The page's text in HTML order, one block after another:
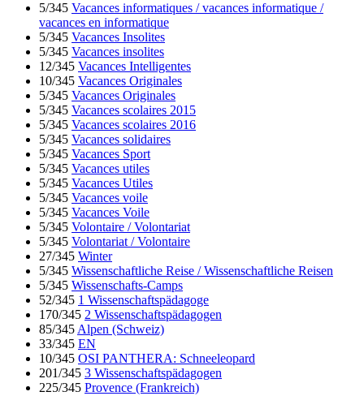
5/345 Vacances informatiques / vacances informatique /
vacances en informatique
5/345 Vacances Insolites
5/345 Vacances insolites
12/345 Vacances Intelligentes
10/345 Vacances Originales
5/345 Vacances Originales
5/345 Vacances scolaires 2015
5/345 Vacances scolaires 2016
5/345 Vacances solidaires
5/345 Vacances Sport
5/345 Vacances utiles
5/345 Vacances Utiles
5/345 Vacances voile
5/345 Vacances Voile
5/345 Volontaire / Volontariat
5/345 Volontariat / Volontaire
27/345 Winter
5/345 Wissenschaftliche Reise / Wissenschaftliche Reisen
5/345 Wissenschafts-Camps
52/345 1 Wissenschaftspädagoge
170/345 2 Wissenschaftspädagogen
85/345 Alpen (Schweiz)
33/345 EN
10/345 OSI PANTHERA: Schneeleopard
201/345 3 Wissenschaftspädagogen
225/345 Provence (Frankreich)